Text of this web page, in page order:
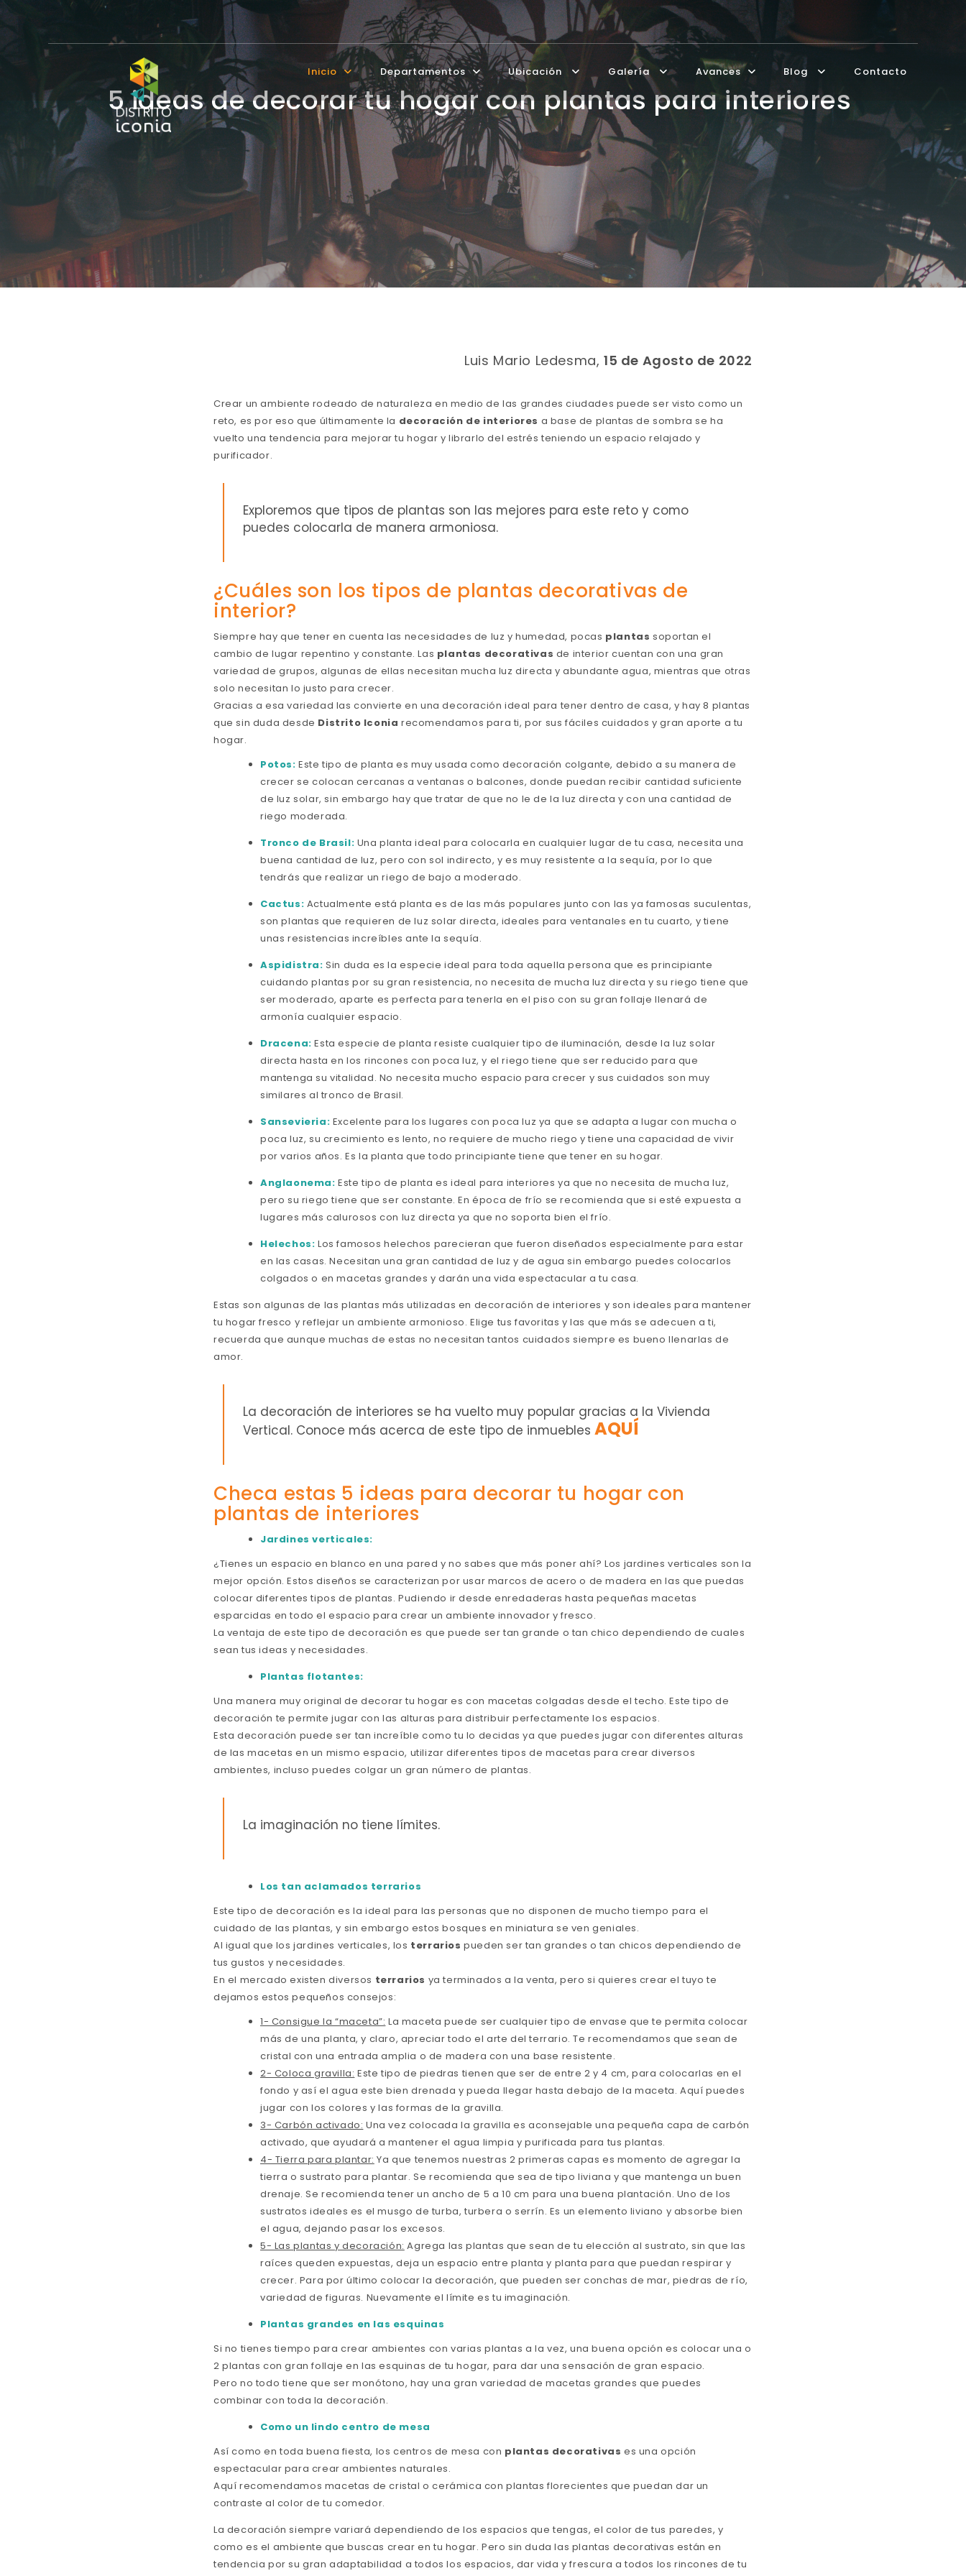
Inicio Departamentos Ubicación Galería Avances Blog Contacto
5 ideas de decorar tu hogar con plantas para interiores
Luis Mario Ledesma, 15 de Agosto de 2022
Crear un ambiente rodeado de naturaleza en medio de las grandes ciudades puede ser visto como un
reto, es por eso que últimamente la decoración de interiores a base de plantas de sombra se ha
vuelto una tendencia para mejorar tu hogar y librarlo del estrés teniendo un espacio relajado y
purificador.
Exploremos que tipos de plantas son las mejores para este reto y como
puedes colocarla de manera armoniosa.
¿Cuáles son los tipos de plantas decorativas de
interior?
Siempre hay que tener en cuenta las necesidades de luz y humedad, pocas plantas soportan el
cambio de lugar repentino y constante. Las plantas decorativas de interior cuentan con una gran
variedad de grupos, algunas de ellas necesitan mucha luz directa y abundante agua, mientras que otras
solo necesitan lo justo para crecer.
Gracias a esa variedad las convierte en una decoración ideal para tener dentro de casa, y hay 8 plantas
que sin duda desde Distrito Iconia recomendamos para ti, por sus fáciles cuidados y gran aporte a tu
hogar.
Potos: Este tipo de planta es muy usada como decoración colgante, debido a su manera de
crecer se colocan cercanas a ventanas o balcones, donde puedan recibir cantidad suficiente
de luz solar, sin embargo hay que tratar de que no le de la luz directa y con una cantidad de
riego moderada.
Tronco de Brasil: Una planta ideal para colocarla en cualquier lugar de tu casa, necesita una
buena cantidad de luz, pero con sol indirecto, y es muy resistente a la sequía, por lo que
tendrás que realizar un riego de bajo a moderado.
Cactus: Actualmente está planta es de las más populares junto con las ya famosas suculentas,
son plantas que requieren de luz solar directa, ideales para ventanales en tu cuarto, y tiene
unas resistencias increíbles ante la sequía.
Aspidistra: Sin duda es la especie ideal para toda aquella persona que es principiante
cuidando plantas por su gran resistencia, no necesita de mucha luz directa y su riego tiene que
ser moderado, aparte es perfecta para tenerla en el piso con su gran follaje llenará de
armonía cualquier espacio.
Dracena: Esta especie de planta resiste cualquier tipo de iluminación, desde la luz solar
directa hasta en los rincones con poca luz, y el riego tiene que ser reducido para que
mantenga su vitalidad. No necesita mucho espacio para crecer y sus cuidados son muy
similares al tronco de Brasil.
Sansevieria: Excelente para los lugares con poca luz ya que se adapta a lugar con mucha o
poca luz, su crecimiento es lento, no requiere de mucho riego y tiene una capacidad de vivir
por varios años. Es la planta que todo principiante tiene que tener en su hogar.
Anglaonema: Este tipo de planta es ideal para interiores ya que no necesita de mucha luz,
pero su riego tiene que ser constante. En época de frío se recomienda que si esté expuesta a
lugares más calurosos con luz directa ya que no soporta bien el frío.
Helechos: Los famosos helechos parecieran que fueron diseñados especialmente para estar
en las casas. Necesitan una gran cantidad de luz y de agua sin embargo puedes colocarlos
colgados o en macetas grandes y darán una vida espectacular a tu casa.
Estas son algunas de las plantas más utilizadas en decoración de interiores y son ideales para mantener
tu hogar fresco y reflejar un ambiente armonioso. Elige tus favoritas y las que más se adecuen a ti,
recuerda que aunque muchas de estas no necesitan tantos cuidados siempre es bueno llenarlas de
amor.
La decoración de interiores se ha vuelto muy popular gracias a la Vivienda
Vertical. Conoce más acerca de este tipo de inmuebles AQUÍ
Checa estas 5 ideas para decorar tu hogar con
plantas de interiores
Jardines verticales:
¿Tienes un espacio en blanco en una pared y no sabes que más poner ahí? Los jardines verticales son la
mejor opción. Estos diseños se caracterizan por usar marcos de acero o de madera en las que puedas
colocar diferentes tipos de plantas. Pudiendo ir desde enredaderas hasta pequeñas macetas
esparcidas en todo el espacio para crear un ambiente innovador y fresco.
La ventaja de este tipo de decoración es que puede ser tan grande o tan chico dependiendo de cuales
sean tus ideas y necesidades.
Plantas flotantes:
Una manera muy original de decorar tu hogar es con macetas colgadas desde el techo. Este tipo de
decoración te permite jugar con las alturas para distribuir perfectamente los espacios.
Esta decoración puede ser tan increíble como tu lo decidas ya que puedes jugar con diferentes alturas
de las macetas en un mismo espacio, utilizar diferentes tipos de macetas para crear diversos
ambientes, incluso puedes colgar un gran número de plantas.
La imaginación no tiene límites.
Los tan aclamados terrarios
Este tipo de decoración es la ideal para las personas que no disponen de mucho tiempo para el
cuidado de las plantas, y sin embargo estos bosques en miniatura se ven geniales.
Al igual que los jardines verticales, los terrarios pueden ser tan grandes o tan chicos dependiendo de
tus gustos y necesidades.
En el mercado existen diversos terrarios ya terminados a la venta, pero si quieres crear el tuyo te
dejamos estos pequeños consejos:
1- Consigue la “maceta”: La maceta puede ser cualquier tipo de envase que te permita colocar
más de una planta, y claro, apreciar todo el arte del terrario. Te recomendamos que sean de
cristal con una entrada amplia o de madera con una base resistente.
2- Coloca gravilla: Este tipo de piedras tienen que ser de entre 2 y 4 cm, para colocarlas en el
fondo y así el agua este bien drenada y pueda llegar hasta debajo de la maceta. Aquí puedes
jugar con los colores y las formas de la gravilla.
3- Carbón activado: Una vez colocada la gravilla es aconsejable una pequeña capa de carbón
activado, que ayudará a mantener el agua limpia y purificada para tus plantas.
4- Tierra para plantar: Ya que tenemos nuestras 2 primeras capas es momento de agregar la
tierra o sustrato para plantar. Se recomienda que sea de tipo liviana y que mantenga un buen
drenaje. Se recomienda tener un ancho de 5 a 10 cm para una buena plantación. Uno de los
sustratos ideales es el musgo de turba, turbera o serrín. Es un elemento liviano y absorbe bien
el agua, dejando pasar los excesos.
5- Las plantas y decoración: Agrega las plantas que sean de tu elección al sustrato, sin que las
raíces queden expuestas, deja un espacio entre planta y planta para que puedan respirar y
crecer. Para por último colocar la decoración, que pueden ser conchas de mar, piedras de río,
variedad de figuras. Nuevamente el límite es tu imaginación.
Plantas grandes en las esquinas
Si no tienes tiempo para crear ambientes con varias plantas a la vez, una buena opción es colocar una o
2 plantas con gran follaje en las esquinas de tu hogar, para dar una sensación de gran espacio.
Pero no todo tiene que ser monótono, hay una gran variedad de macetas grandes que puedes
combinar con toda la decoración.
Como un lindo centro de mesa
Así como en toda buena fiesta, los centros de mesa con plantas decorativas es una opción
espectacular para crear ambientes naturales.
Aquí recomendamos macetas de cristal o cerámica con plantas florecientes que puedan dar un
contraste al color de tu comedor.
La decoración siempre variará dependiendo de los espacios que tengas, el color de tus paredes, y
como es el ambiente que buscas crear en tu hogar. Pero sin duda las plantas decorativas están en
tendencia por su gran adaptabilidad a todos los espacios, dar vida y frescura a todos los rincones de tu